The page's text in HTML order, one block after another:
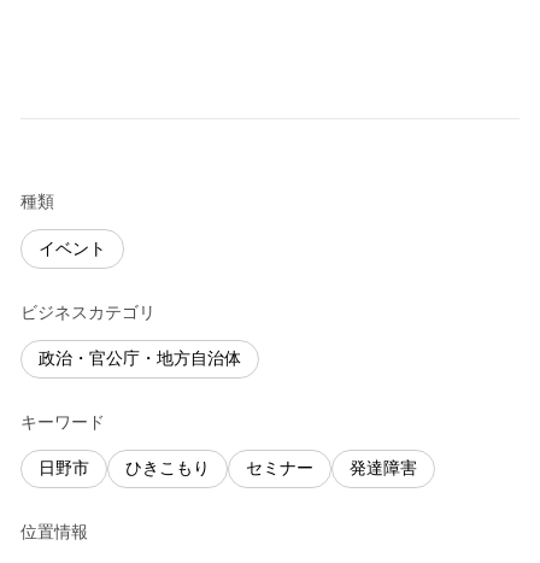
種類
イベント
ビジネスカテゴリ
政治・官公庁・地方自治体
キーワード
日野市 ひきこもり セミナー 発達障害
位置情報